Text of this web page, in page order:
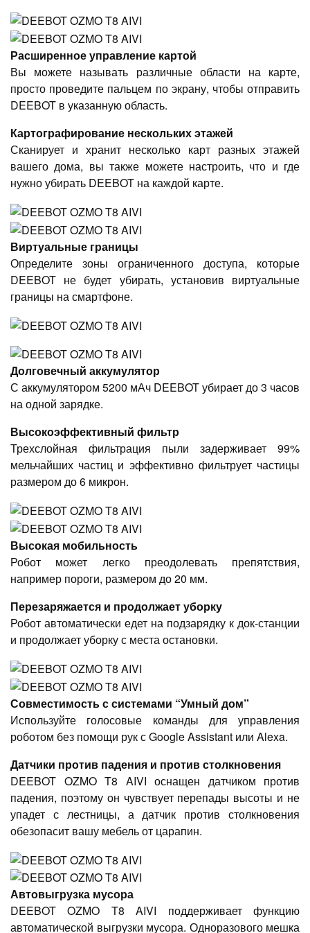
Расширенное управление картой
Вы можете называть различные области на карте,
просто проведите пальцем по экрану, чтобы отправить
DEEBOT в указанную область.
Картографирование нескольких этажей
Сканирует и хранит несколько карт разных этажей
вашего дома, вы также можете настроить, что и где
нужно убирать DEEBOT на каждой карте.
Виртуальные границы
Определите зоны ограниченного доступа, которые
DEEBOT не будет убирать, установив виртуальные
границы на смартфоне.
Долговечный аккумулятор
С аккумулятором 5200 мАч DEEBOT убирает до 3 часов
на одной зарядке.
Высокоэффективный фильтр
Трехслойная фильтрация пыли задерживает 99%
мельчайших частиц и эффективно фильтрует частицы
размером до 6 микрон.
Высокая мобильность
Робот может легко преодолевать препятствия,
например пороги, размером до 20 мм.
Перезаряжается и продолжает уборку
Робот автоматически едет на подзарядку к док-станции
и продолжает уборку с места остановки.
Совместимость с системами “Умный дом”
Используйте голосовые команды для управления
роботом без помощи рук с Google Assistant или Alexa.
Датчики против падения и против столкновения
DEEBOT OZMO T8 AIVI оснащен датчиком против
падения, поэтому он чувствует перепады высоты и не
упадет с лестницы, а датчик против столкновения
обезопасит вашу мебель от царапин.
Автовыгрузка мусора
DEEBOT OZMO T8 AIVI поддерживает функцию
автоматической выгрузки мусора. Одноразового мешка